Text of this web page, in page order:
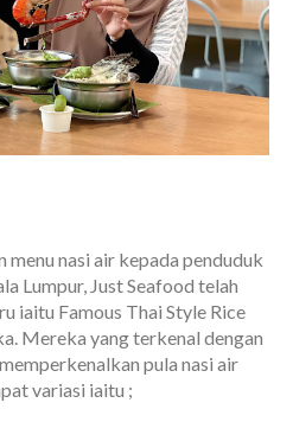
menu nasi air kepada penduduk
Lumpur, Just Seafood telah
iaitu Famous Thai Style Rice
Mereka yang terkenal dengan
pula nasi air
variasi iaitu ;